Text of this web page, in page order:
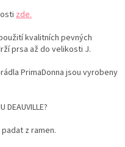
zde.
kvalitních pevných
prsa až do velikosti J.
PrimaDonna jsou vyrobeny
z ramen.